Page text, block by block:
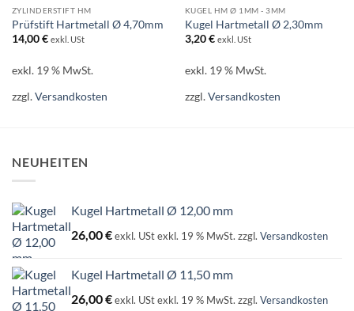
ZYLINDERSTIFT HM
Prüfstift Hartmetall Ø 4,70mm
14,00€ exkl. USt
exkl. 19 % MwSt.
zzgl.Versandkosten
KUGEL HM Ø 1MM - 3MM
Kugel Hartmetall Ø 2,30mm
3,20€ exkl. USt
exkl. 19 % MwSt.
zzgl.Versandkosten
NEUHEITEN
Kugel Hartmetall Ø 12,00 mm
26,00€exkl. UStexkl. 19 % MwSt. zzgl. Versandkosten
Kugel Hartmetall Ø 11,50 mm
26,00€exkl. UStexkl. 19 % MwSt. zzgl. Versandkosten